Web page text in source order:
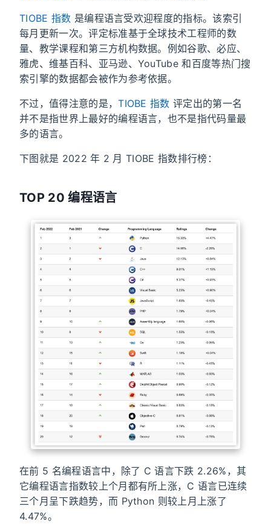
TIOBE 指数 是编程语言受欢迎程度的指标。该索引
每月更新一次。评定标准基于全球技术工程师的数
量、教学课程和第三方机构数据。例如谷歌、必应、
雅虎、维基百科、亚马逊、YouTube 和百度等热门搜
索引擎的数据都会被作为参考依据。
不过，值得注意的是，TIOBE 指数 评定出的第一名
并不是指世界上最好的编程语言，也不是指代码量最
多的语言。
下图就是 2022 年 2 月 TIOBE 指数排行榜：
TOP 20 编程语言
在前 5 名编程语言中，除了 C 语言下跌 2.26%，其
它编程语言指数较上个月都有所上涨，C 语言已连续
三个月呈下跌趋势，而 Python 则较上月上涨了
4.47%。